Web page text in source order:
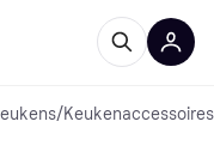
/Keukenaccessoires